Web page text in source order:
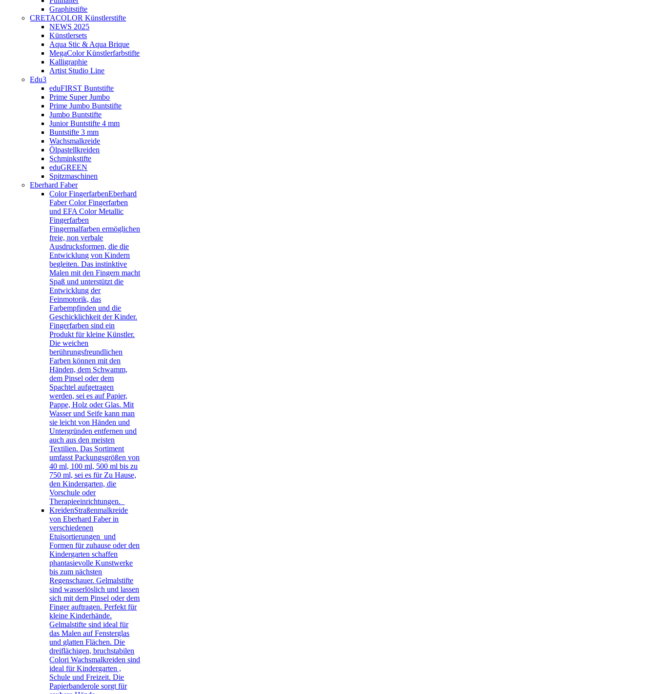
Graphitstifte
CRETACOLOR Künstlerstifte
NEWS 2025
Künstlersets
Aqua Stic & Aqua Brique
MegaColor Künstlerfarbstifte
Kalligraphie
Artist Studio Line
Edu3
eduFIRST Buntstifte
Prime Super Jumbo
Prime Jumbo Buntstifte
Jumbo Buntstifte
Junior Buntstifte 4 mm
Buntstifte 3 mm
Wachsmalkreide
Ölpastellkreiden
Schminkstifte
eduGREEN
Spitzmaschinen
Eberhard Faber
Color FingerfarbenEberhard
Faber Color Fingerfarben
und EFA Color Metallic
Fingerfarben
Fingermalfarben ermöglichen
freie, non verbale
Ausdrucksformen, die die
Entwicklung von Kindern
begleiten. Das instinktive
Malen mit den Fingern macht
Spaß und unterstützt die
Entwicklung der
Feinmotorik, das
Farbempfinden und die
Geschicklichkeit der Kinder.
Fingerfarben sind ein
Produkt für kleine Künstler.
Die weichen
berührungsfreundlichen
Farben können mit den
Händen, dem Schwamm,
dem Pinsel oder dem
Spachtel aufgetragen
werden, sei es auf Papier,
Pappe, Holz oder Glas. Mit
Wasser und Seife kann man
sie leicht von Händen und
Untergründen entfernen und
auch aus den meisten
Textilien. Das Sortiment
umfasst Packungsgrößen von
40 ml, 100 ml, 500 ml bis zu
750 ml, sei es für Zu Hause,
den Kindergarten, die
Vorschule oder
Therapieeinrichtungen.
KreidenStraßenmalkreide
von Eberhard Faber in
verschiedenen
Etuisortierungen und
Formen für zuhause oder den
Kindergarten schaffen
phantasievolle Kunstwerke
bis zum nächsten
Regenschauer. Gelmalstifte
sind wasserlöslich und lassen
sich mit dem Pinsel oder dem
Finger auftragen. Perfekt für
kleine Kinderhände.
Gelmalstifte sind ideal für
das Malen auf Fensterglas
und glatten Flächen. Die
dreiflächigen, bruchstabilen
Colori Wachsmalkreiden sind
ideal für Kindergarten ,
Schule und Freizeit. Die
Papierbanderole sorgt für